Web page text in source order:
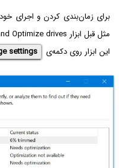
این ابزار روی دکمه‌ی
settings